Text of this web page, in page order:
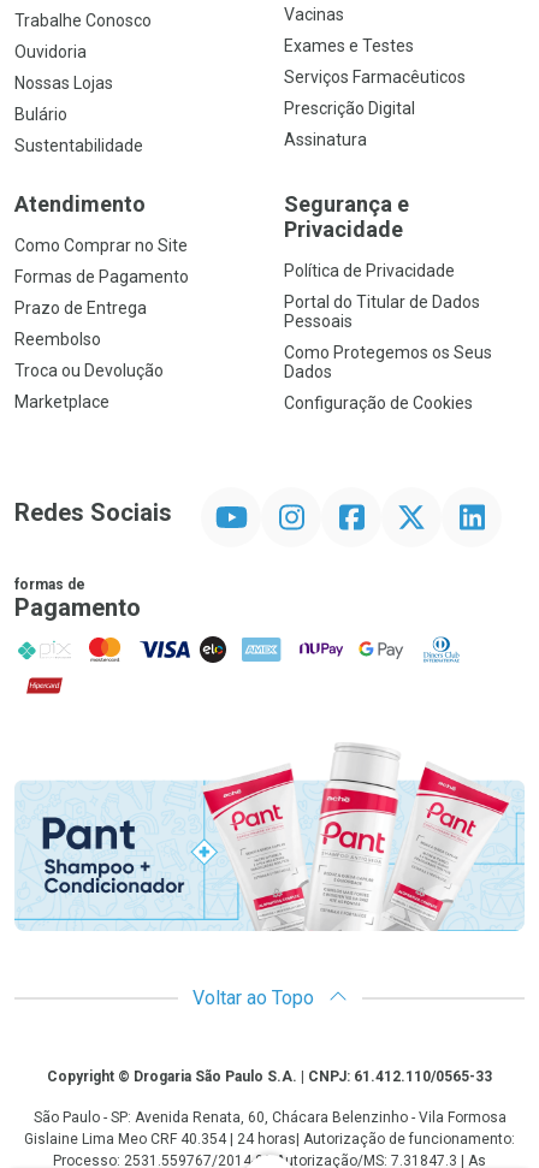
Trabalhe Conosco
Ouvidoria
Nossas Lojas
Bulário
Sustentabilidade
Vacinas
Exames e Testes
Serviços Farmacêuticos
Prescrição Digital
Assinatura
Atendimento
Como Comprar no Site
Formas de Pagamento
Prazo de Entrega
Reembolso
Troca ou Devolução
Marketplace
Segurança e
Privacidade
Política de Privacidade
Portal do Titular de Dados
Pessoais
Como Protegemos os Seus
Dados
Configuração de Cookies
Redes Sociais InstagramFacebookTwitter Linkedin
formas de
Pagamento
PIX MasterCard
VISA ELO AMEX NuPay Google PayDiners Club
Hipercard
Voltar ao Topo
CopyrightCopyright © Drogaria São Paulo S.A. | CNPJ: 61.412.110/0565-33
São Paulo - SP: Avenida Renata, 60, Chácara Belenzinho - Vila Formosa
Gislaine Lima Meo CRF 40.354 | 24 horas| Autorização de funcionamento:
Processo: 2531.559767/2014-90 Autorização/MS: 7.31847.3 | As